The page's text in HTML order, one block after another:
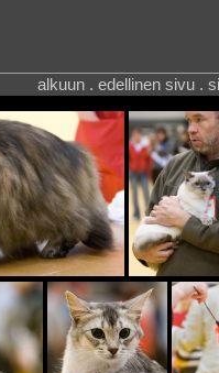
alkuun . edellinen sivu .